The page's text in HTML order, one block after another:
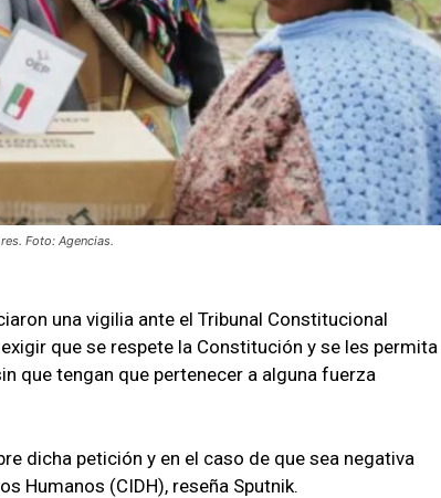
Foto: Agencias.
una vigilia ante el Tribunal Constitucional
que se respete la Constitución y se les permita
que tengan que pertenecer a alguna fuerza
dicha petición y en el caso de que sea negativa
Humanos (CIDH), reseña Sputnik.